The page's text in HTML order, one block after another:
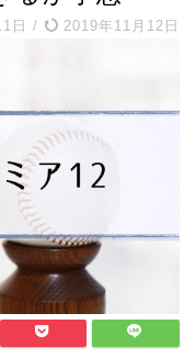
日 / 2019年11月12日